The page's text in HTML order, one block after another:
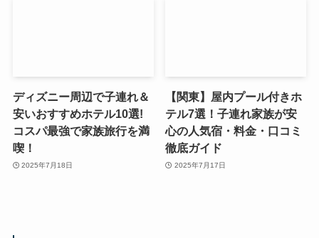
ディズニー周辺で子連れ＆
安いおすすめホテル10選!
コスパ最強で家族旅行を満
喫！
2025年7月18日
【関東】屋内プール付きホ
テル7選！子連れ家族が安
心の人気宿・料金・口コミ
徹底ガイド
2025年7月17日